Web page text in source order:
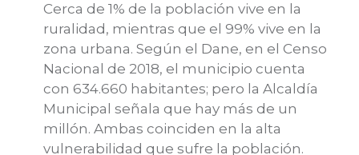
Cerca de 1% de la población vive en la
ruralidad, mientras que el 99% vive en la
zona urbana. Según el Dane, en el Censo
Nacional de 2018, el municipio cuenta
con 634.660 habitantes; pero la Alcaldía
Municipal señala que hay más de un
millón. Ambas coinciden en la alta
vulnerabilidad que sufre la población.